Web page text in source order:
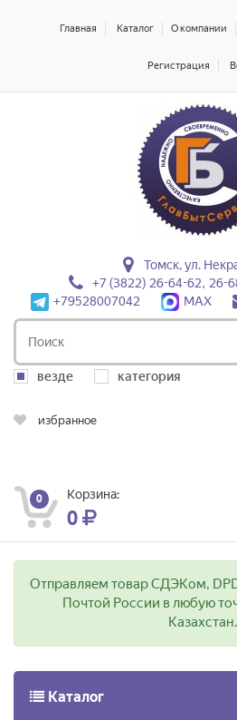
Главная Каталог О компании
Регистрация
Томск, ул.
+7 (3822) 26-64-62, 26-
+79528007042
MAX
везде категория
избранное
0 Корзина:
0
Отправляем товар СДЭКом,
Почтой России в любую
Казахстан.
Каталог